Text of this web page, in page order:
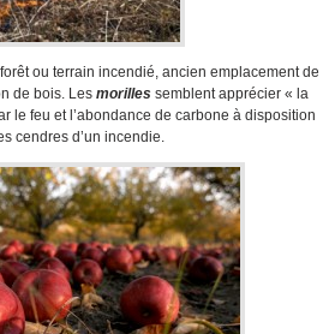
ou terrain incendié, ancien emplacement de
de bois. Les morilles semblent apprécier « la
le feu et l’abondance de carbone à disposition
cendres d’un incendie.